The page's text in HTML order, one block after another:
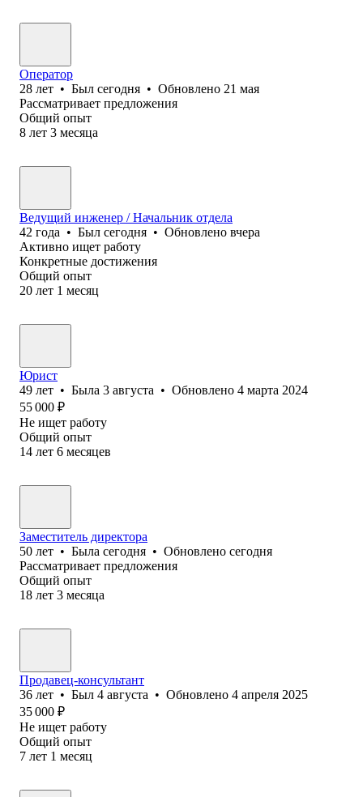
Оператор
28 лет • Был сегодня • Обновлено 21 мая
Рассматривает предложения
Общий опыт
8 лет 3 месяца
Ведущий инженер / Начальник отдела
42 года • Был сегодня • Обновлено вчера
Активно ищет работу
Конкретные достижения
Общий опыт
20 лет 1 месяц
Юрист
49 лет • Была 3 августа • Обновлено 4 марта 2024
55 000 ₽
Не ищет работу
Общий опыт
14 лет 6 месяцев
Заместитель директора
50 лет • Была сегодня • Обновлено сегодня
Рассматривает предложения
Общий опыт
18 лет 3 месяца
Продавец-консультант
36 лет • Был 4 августа • Обновлено 4 апреля 2025
35 000 ₽
Не ищет работу
Общий опыт
7 лет 1 месяц